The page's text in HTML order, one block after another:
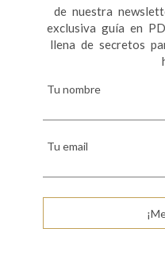
de nuestra
exclusiva guía en
llena de secretos
Tu nombre
Tu email